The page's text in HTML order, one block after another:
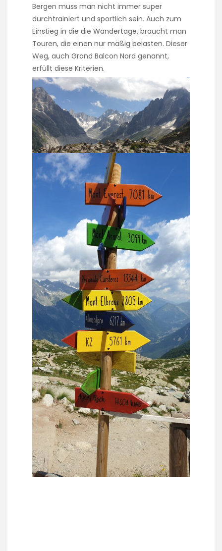
Bergen muss man nicht immer super
durchtrainiert und sportlich sein. Auch zum
Einstieg in die die Wandertage, braucht man
Touren, die einen nur mäßig belasten. Dieser
Weg, auch Grand Balcon Nord genannt,
erfüllt diese Kriterien.